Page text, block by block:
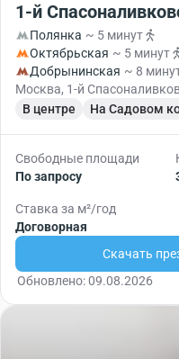
1-й
Полянка ~ 5 минут
Октябрьская ~ 5 минут
Добрынинская ~ 8
Москва, 1-й
В центре
На Садовом
Свободные площади
По запросу
Ставка за м²/год
Договорная
Скачать
Обновлено: 09.08.2026